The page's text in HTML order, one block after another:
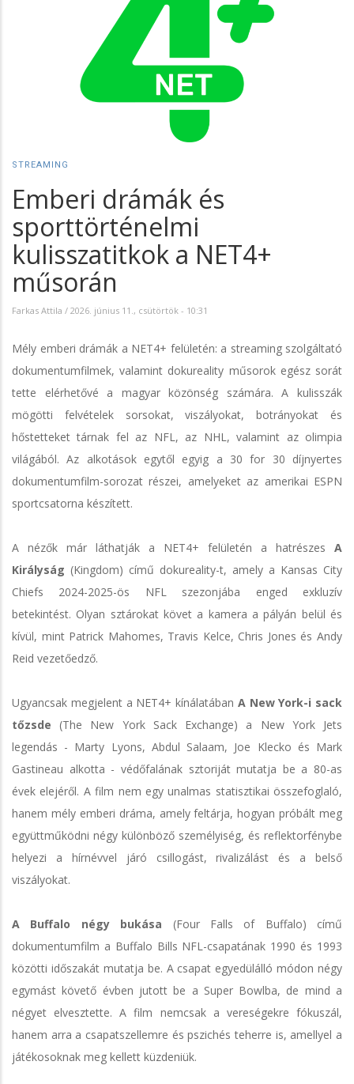
STREAMING
Emberi drámák és
sporttörténelmi
kulisszatitkok a NET4+
műsorán
Farkas Attila / 2026. június 11., csütörtök - 10:31
Mély emberi drámák a NET4+ felületén: a streaming szolgáltató
dokumentumfilmek, valamint dokureality műsorok egész sorát
tette elérhetővé a magyar közönség számára. A kulisszák
mögötti felvételek sorsokat, viszályokat, botrányokat és
hőstetteket tárnak fel az NFL, az NHL, valamint az olimpia
világából. Az alkotások egytől egyig a 30 for 30 díjnyertes
dokumentumfilm-sorozat részei, amelyeket az amerikai ESPN
sportcsatorna készített.
A nézők már láthatják a NET4+ felületén a hatrészes A
Királyság (Kingdom) című dokureality-t, amely a Kansas City
Chiefs 2024-2025-ös NFL szezonjába enged exkluzív
betekintést. Olyan sztárokat követ a kamera a pályán belül és
kívül, mint Patrick Mahomes, Travis Kelce, Chris Jones és Andy
Reid vezetőedző.
Ugyancsak megjelent a NET4+ kínálatában A New York-i sack
tőzsde (The New York Sack Exchange) a New York Jets
legendás - Marty Lyons, Abdul Salaam, Joe Klecko és Mark
Gastineau alkotta - védőfalának sztoriját mutatja be a 80-as
évek elejéről. A film nem egy unalmas statisztikai összefoglaló,
hanem mély emberi dráma, amely feltárja, hogyan próbált meg
együttműködni négy különböző személyiség, és reflektorfénybe
helyezi a hírnévvel járó csillogást, rivalizálást és a belső
viszályokat.
A Buffalo négy bukása (Four Falls of Buffalo) című
dokumentumfilm a Buffalo Bills NFL-csapatának 1990 és 1993
közötti időszakát mutatja be. A csapat egyedülálló módon négy
egymást követő évben jutott be a Super Bowlba, de mind a
négyet elvesztette. A film nemcsak a vereségekre fókuszál,
hanem arra a csapatszellemre és pszichés teherre is, amellyel a
játékosoknak meg kellett küzdeniük.